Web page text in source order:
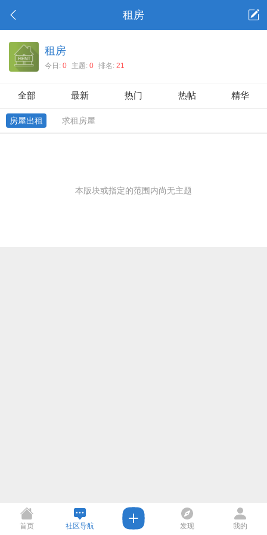
租房
租房
今日:0 主题:0 排名:21
全部 最新 热门 热帖 精华
房屋出租 求租房屋
本版块或指定的范围内尚无主题
首页 社区导航 发现 我的